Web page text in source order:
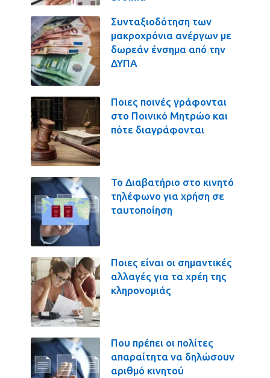
Συνταξιοδότηση των
μακροχρόνια ανέργων με
δωρεάν ένσημα από την
ΔΥΠΑ
Ποιες ποινές γράφονται
στο Ποινικό Μητρώο και
πότε διαγράφονται
Το Διαβατήριο στο κινητό
τηλέφωνο για χρήση σε
ταυτοποίηση
Ποιες είναι οι σημαντικές
αλλαγές για τα χρέη της
κληρονομιάς
Που πρέπει οι πολίτες
απαραίτητα να δηλώσουν
αριθμό κινητού